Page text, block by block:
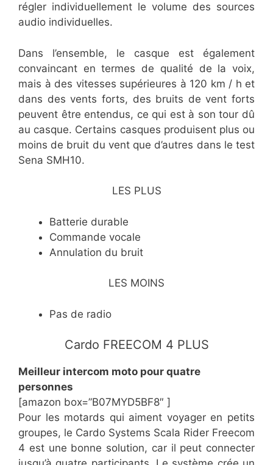
régler individuellement le volume des sources
audio individuelles.
Dans l’ensemble, le casque est également
convaincant en termes de qualité de la voix,
mais à des vitesses supérieures à 120 km / h et
dans des vents forts, des bruits de vent forts
peuvent être entendus, ce qui est à son tour dû
au casque. Certains casques produisent plus ou
moins de bruit du vent que d’autres dans le test
Sena SMH10.
LES PLUS
​Batterie durable
​Commande vocale
​Annulation du bruit
LES MOINS
​Pas de radio
Cardo FREECOM 4 PLUS
​Meilleur intercom moto pour quatre
personnes
[amazon box=”​B07MYD5BF8″ ]
Pour les motards qui aiment voyager en petits
groupes, le Cardo Systems Scala Rider Freecom
4 est une bonne solution, car il peut connecter